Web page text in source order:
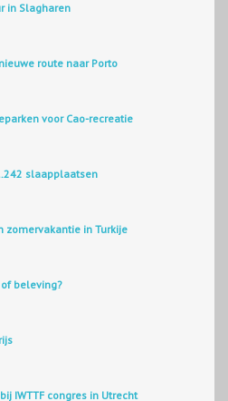
in Slagharen
route naar Porto
voor Cao-recreatie
slaapplaatsen
zomervakantie in Turkije
beleving?
IWTTF congres in Utrecht